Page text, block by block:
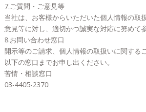
7.ご質問・ご意見等
当社は、お客様からいただいた個人情報の取
意見等に対し、適切かつ誠実な対応に努めて参
8.お問い合わせ窓口
開示等のご請求、個人情報の取扱いに関する
以下の窓口までお申し出ください。
苦情・相談窓口
03-4405-2370